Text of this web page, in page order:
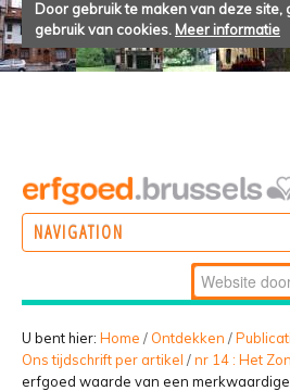
Door gebruik te maken van deze site,
gebruik van cookies. Meer informatie
NAVIGATION
BELEVEN
Zoek
Geavanceerd
zoeken...
U bent hier: Home / Ontdekken /
Ons tijdschrift per artikel /nr 14 : Het
erfgoed waarde van een